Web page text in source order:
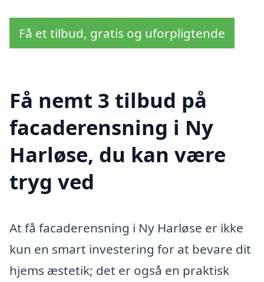
Få et tilbud, gratis og uforpligtende
Få nemt 3 tilbud på
facaderensning i Ny
Harløse, du kan være
tryg ved
At få facaderensning i Ny Harløse er ikke
kun en smart investering for at bevare dit
hjems æstetik; det er også en praktisk